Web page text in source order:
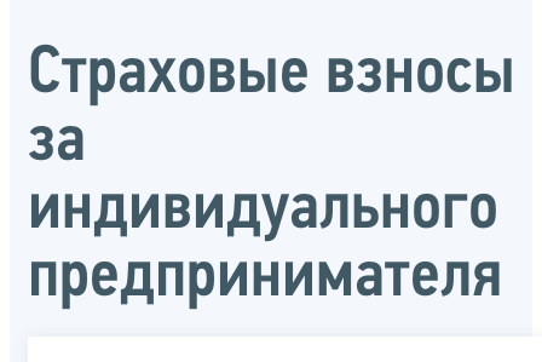
Страховые взносы
за
индивидуального
предпринимателя